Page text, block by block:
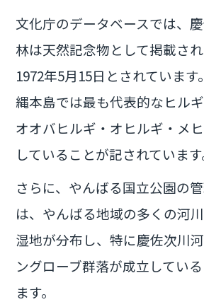
文化庁のデータベースでは、
林は天然記念物として掲載さ
1972年5月15日とされていま
縄本島では最も代表的なヒルギ
オオバヒルギ・オヒルギ・メ
していることが記されています
さらに、やんばる国立公園の
は、やんばる地域の多くの河
湿地が分布し、特に慶佐次川
ングローブ群落が成立してい
ます。